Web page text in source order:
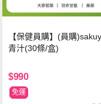
【保健員購】(員購
青汁(30條/盒)
$990
免運